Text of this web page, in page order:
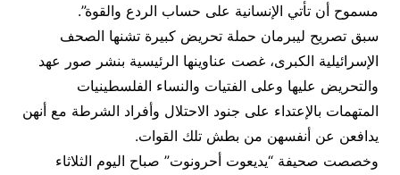
مسموح أن تأتي الإنسانية على حساب الردع والقوة”.
سبق تصريح ليبرمان حملة تحريض كبيرة تشنها الصحف
الإسرائيلية الكبرى، غصت عناوينها الرئيسية بنشر صور عهد
والتحريض عليها وعلى الفتيات والنساء الفلسطينيات
المتهمات بالإعتداء على جنود الاحتلال وأفراد الشرطة مع أنهن
يدافعن عن أنفسهن من بطش تلك القوات.
وخصصت صحيفة “يديعوت أحرونوت” صباح اليوم الثلاثاء